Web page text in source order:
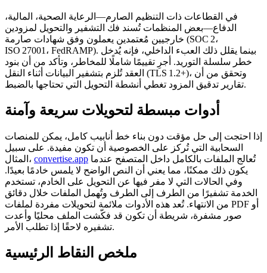
في القطاعات ذات التنظيم الصارم—الرعاية الصحية، المالية،
الدفاع—بعض المنظمات تُسند فك التشفير والتحويل لمزودين
خارجيين مُعتمدين يعملون وفق شهادات صارمة (SOC 2،
ISO 27001، FedRAMP). بينما يقلل ذلك العبء الداخلي، فإنه يُدخل
خطر سلسلة التوريد. أجرِ تقييمًا شاملًا للمخاطر، وتأكد من أن بنود
العقد تُلزم بتشفير البيانات أثناء النقل (TLS 1.2+)، وتحقق من أن
تقارير تدقيق المزود تغطي أنشطة التحويل التي تحتاجها بالضبط.
أدوات مبسطة لتحويلات سريعة وآمنة
إذا احتجت إلى حل مؤقت دون بناء خط أنابيب كامل، يمكن للمنصات
السحابية التي تُركز على الخصوصية أن تكون مفيدة. على سبيل
المثال، convertise.app
يكون ذلك ممكنًا، مما يعني أن النص الواضح لا يلمس خادمًا بعيدًا.
وفي الحالات التي لا مفر فيها عن التحويل على الخادم، تستخدم
الخدمة تشفيرًا من الطرف إلى الطرف وتُهمل الملفات خلال دقائق
من الانتهاء. تُعد هذه الأدوات ملائمة لتحويلات مفردة لملفات PDF أو
صور مشفرة، شريطة أن تكون قد فكّشت الملف محليًا وأعدت
تشفيره لاحقًا إذا تطلب الأمر.
ملخص النقاط الرئيسية